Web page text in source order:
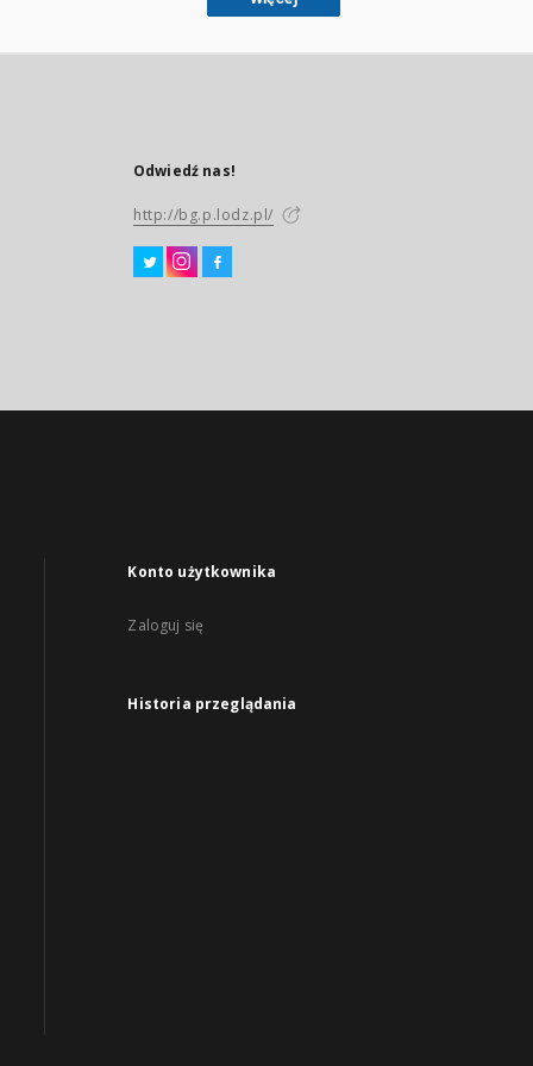
Odwiedź nas!
http://bg.p.lodz.pl/
Konto użytkownika
Zaloguj się
Historia przeglądania